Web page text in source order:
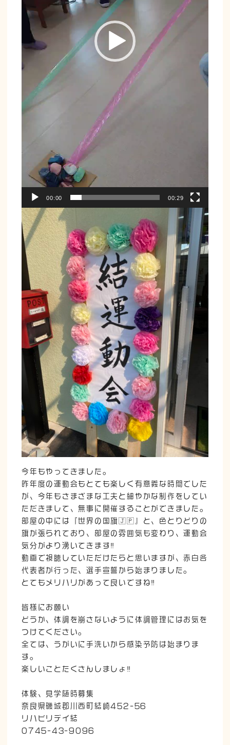
00:00 00:29
今年もやってきました。
昨年度の運動会もとても楽しく有意義な時間でした
が、今年もさまざまな工夫と細やかな制作をしてい
ただきまして、無事に開催することができました。
部屋の中には『世界の国旗🇯🇵』と、色とりどりの
旗が張られており、部屋の雰囲気も変わり、運動会
気分がより湧いてきます‼️
動画で視聴していただけたらと思いますが、赤白各
代表者が行った、選手宣誓から始まりました。
とてもメリハリがあって良いですね‼️
皆様にお願い
どうか、体調を崩さないように体調管理にはお気を
つけてください。
全ては、うがいに手洗いから感染予防は始まりま
す。
楽しいことたくさんしましょ‼️
体験、見学随時募集
奈良県磯城郡川西町結崎452-56
リハビリデイ結
0745-43-9096